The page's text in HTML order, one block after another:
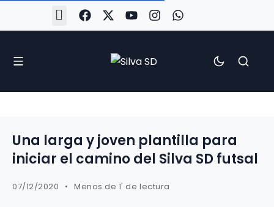
Una larga y joven plantilla para
iniciar el camino del Silva SD futsal
07/12/2020 Menos de 1' de lectura